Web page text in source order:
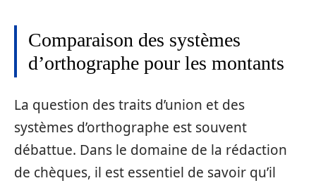
Comparaison des systèmes
d’orthographe pour les montants
La question des traits d’union et des
systèmes d’orthographe est souvent
débattue. Dans le domaine de la rédaction
de chèques, il est essentiel de savoir qu’il